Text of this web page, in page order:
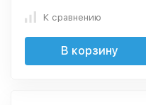
К сравнению
В корзину